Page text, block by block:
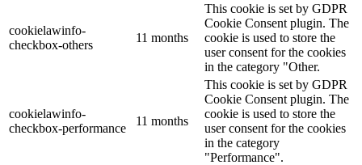
cookielawinfo-
checkbox-others
11 months
This cookie is set by GDPR
Cookie Consent plugin. The
cookie is used to store the
user consent for the cookies
in the category "Other.
cookielawinfo-
checkbox-performance
11 months
This cookie is set by GDPR
Cookie Consent plugin. The
cookie is used to store the
user consent for the cookies
in the category
"Performance".